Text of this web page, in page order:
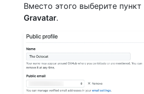
Вместо этого выберите пункт
Gravatar.